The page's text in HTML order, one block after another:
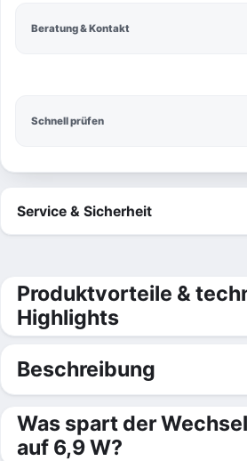
Schnell prüfen
Beratung & Kontakt
Service & Sicherheit
Produktvorteile &
Highlights
Beschreibung
Was spart der
auf 6,9 W?